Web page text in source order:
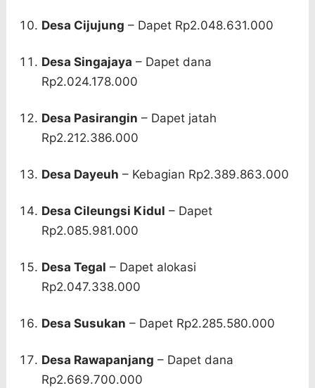
Desa Cijujung – Dapet Rp2.048.631.000
Desa Singajaya – Dapet dana
Rp2.024.178.000
Desa Pasirangin – Dapet jatah
Rp2.212.386.000
Desa Dayeuh – Kebagian Rp2.389.863.000
Desa Cileungsi Kidul – Dapet
Rp2.085.981.000
Desa Tegal – Dapet alokasi
Rp2.047.338.000
Desa Susukan – Dapet Rp2.285.580.000
Desa Rawapanjang – Dapet dana
Rp2.669.700.000